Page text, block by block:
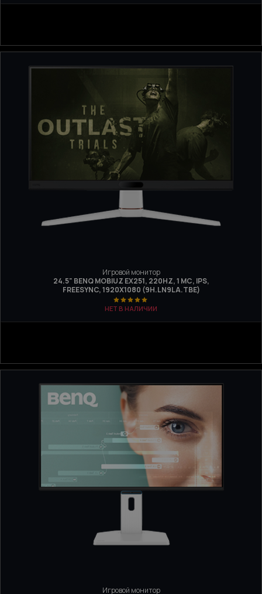
Игровой монитор
24.5" BENQ MOBIUZ EX251, 220HZ, 1 МС, IPS,
FREESYNC, 1920Х1080 (9H.LN9LA.TBE)
НЕТ В НАЛИЧИИ
Игровой монитор